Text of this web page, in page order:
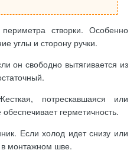
створки. Особенно
углы и сторону ручки.
он свободно вытягивается из
потрескавшаяся или
герметичность.
Если холод идет снизу или
монтажном шве.